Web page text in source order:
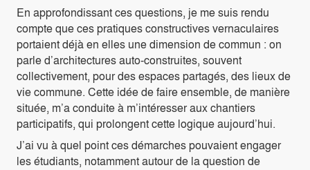
En approfondissant ces questions, je me suis rendu
compte que ces pratiques constructives vernaculaires
portaient déjà en elles une dimension de commun : on
parle d’architectures auto-construites, souvent
collectivement, pour des espaces partagés, des lieux de
vie commune. Cette idée de faire ensemble, de manière
située, m’a conduite à m’intéresser aux chantiers
participatifs, qui prolongent cette logique aujourd’hui.
J’ai vu à quel point ces démarches pouvaient engager
les étudiants, notamment autour de la question de